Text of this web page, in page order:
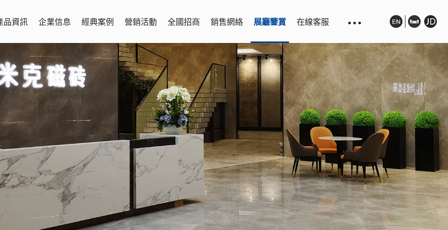
品資訊 企業信息 經典案例 營銷活動 全國招商 銷售網絡 展廳鑒賞 在線客服